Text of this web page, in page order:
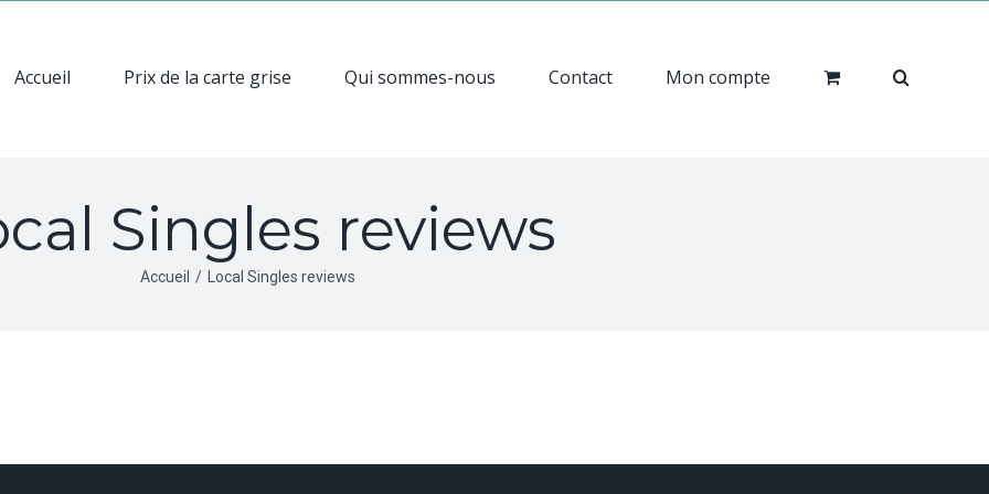
Accueil Prix de la carte grise Qui sommes-nous Contact Mon compte
Singles reviews
Accueil / Local Singles reviews